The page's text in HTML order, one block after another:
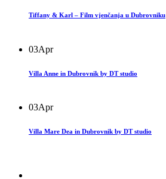
Tiffany & Karl – Film vjenčanja u Dubrovniku
03Apr
Villa Anne in Dubrovnik by DT studio
03Apr
Villa Mare Dea in Dubrovnik by DT studio